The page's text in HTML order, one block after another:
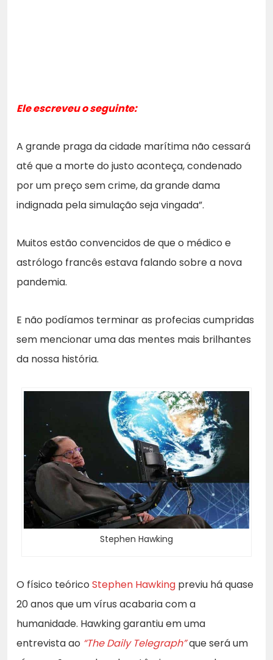
Ele escreveu o seguinte:
A grande praga da cidade marítima não cessará
até que a morte do justo aconteça, condenado
por um preço sem crime, da grande dama
indignada pela simulação seja vingada”.
Muitos estão convencidos de que o médico e
astrólogo francês estava falando sobre a nova
pandemia.
E não podíamos terminar as profecias cumpridas
sem mencionar uma das mentes mais brilhantes
da nossa história.
Stephen Hawking
O físico teórico Stephen Hawking previu há quase
20 anos que um vírus acabaria com a
humanidade. Hawking garantiu em uma
entrevista ao “The Daily Telegraph”que será um